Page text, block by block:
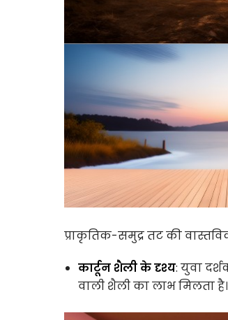
प्राकृतिक-समुद्र तट की
कार्टून शैली के दृश्य: युवा
वाली शैली का लाभ मिलता है।